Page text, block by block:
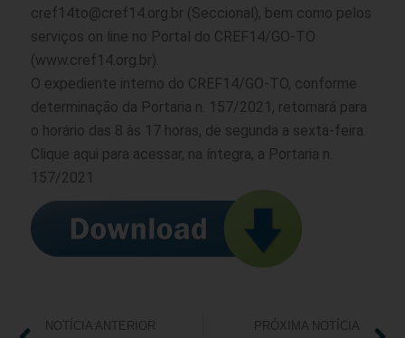
cref14to@cref14.org.br (Seccional), bem como pelos
serviços on line no Portal do CREF14/GO-TO
(www.cref14.org.br).
O expediente interno do CREF14/GO-TO, conforme
determinação da Portaria n. 157/2021, retornará para
o horário das 8 às 17 horas, de segunda a sexta-feira.
Clique aqui para acessar, na íntegra, a Portaria n.
157/2021
NOTÍCIA ANTERIOR PRÓXIMA NOTÍCIA